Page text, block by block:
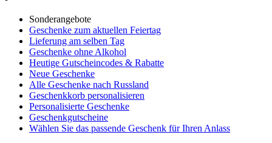
Sonderangebote
Geschenke zum aktuellen Feiertag
Lieferung am selben Tag
Geschenke ohne Alkohol
Heutige Gutscheincodes & Rabatte
Neue Geschenke
Alle Geschenke nach Russland
Geschenkkorb personalisieren
Personalisierte Geschenke
Geschenkgutscheine
Wählen Sie das passende Geschenk für Ihren Anlass